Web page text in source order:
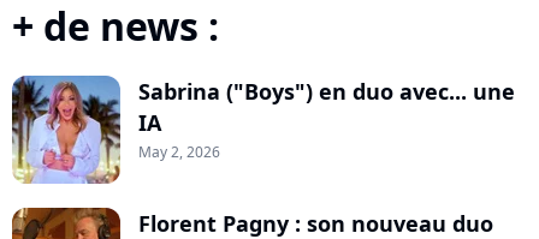
+ de news :
Sabrina ("Boys") en duo avec... une
IA
May 2, 2026
Florent Pagny : son nouveau duo